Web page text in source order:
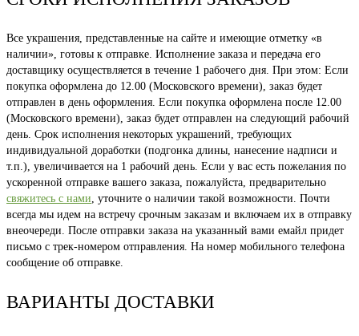
Все украшения, представленные на сайте и имеющие отметку «в
наличии», готовы к отправке. Исполнение заказа и передача его
доставщику осуществляется в течение 1 рабочего дня. При этом: Если
покупка оформлена до 12.00 (Московского времени), заказ будет
отправлен в день оформления. Если покупка оформлена после 12.00
(Московского времени), заказ будет отправлен на следующий рабочий
день. Срок исполнения некоторых украшений, требующих
индивидуальной доработки (подгонка длины, нанесение надписи и
т.п.), увеличивается на 1 рабочий день. Если у вас есть пожелания по
ускоренной отправке вашего заказа, пожалуйста, предварительно
свяжитесь с нами, уточните о наличии такой возможности. Почти
всегда мы идем на встречу срочным заказам и включаем их в отправку
внеочереди. После отправки заказа на указанный вами емайл придет
письмо с трек-номером отправления. На номер мобильного телефона
сообщение об отправке.
ВАРИАНТЫ ДОСТАВКИ